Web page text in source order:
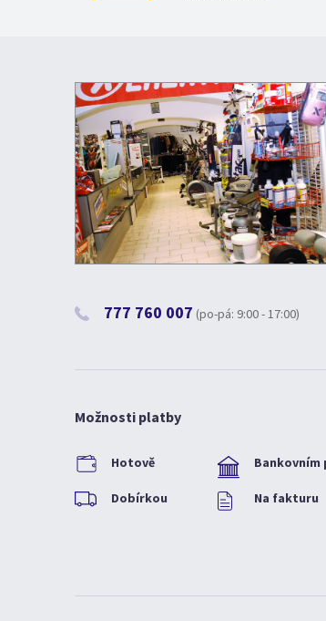
777 760 007 (po-pá: 9:00 - 17:00)
Možnosti platby
Hotově Bankovním
Dobírkou Na fakturu